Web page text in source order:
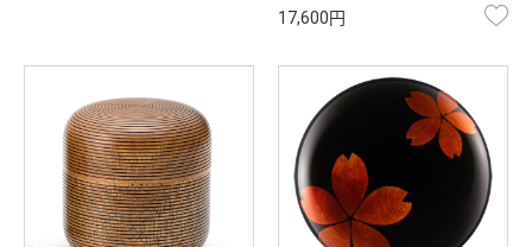
17,600円